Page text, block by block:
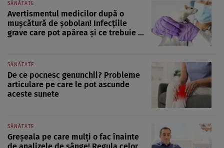
SĂNĂTATE
Avertismentul medicilor după o
mușcătură de șobolan! Infecțiile
grave care pot apărea și ce trebuie ...
SĂNĂTATE
De ce pocnesc genunchii? Probleme
articulare pe care le pot ascunde
aceste sunete
SĂNĂTATE
Greșeala pe care mulți o fac înainte